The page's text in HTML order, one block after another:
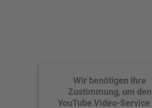
Wir benötigen Ihre
Zustimmung, um den
YouTube Video-Service